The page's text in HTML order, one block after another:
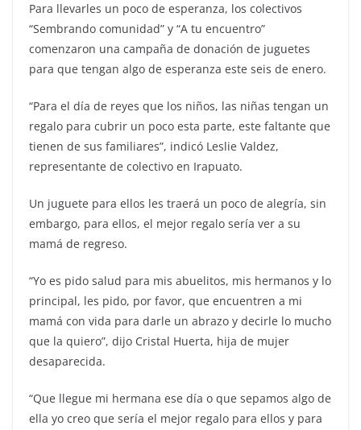
Para llevarles un poco de esperanza, los colectivos
“Sembrando comunidad” y “A tu encuentro”
comenzaron una campaña de donación de juguetes
para que tengan algo de esperanza este seis de enero.
“Para el día de reyes que los niños, las niñas tengan un
regalo para cubrir un poco esta parte, este faltante que
tienen de sus familiares”, indicó Leslie Valdez,
representante de colectivo en Irapuato.
Un juguete para ellos les traerá un poco de alegría, sin
embargo, para ellos, el mejor regalo sería ver a su
mamá de regreso.
“Yo es pido salud para mis abuelitos, mis hermanos y lo
principal, les pido, por favor, que encuentren a mi
mamá con vida para darle un abrazo y decirle lo mucho
que la quiero”, dijo Cristal Huerta, hija de mujer
desaparecida.
“Que llegue mi hermana ese día o que sepamos algo de
ella yo creo que sería el mejor regalo para ellos y para